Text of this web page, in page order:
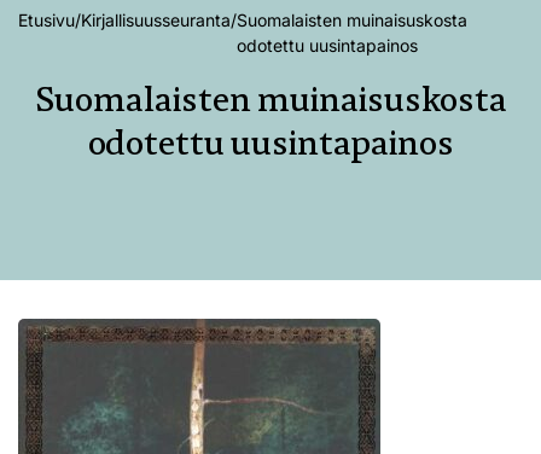
Etusivu/Kirjallisuusseuranta/Suomalaisten muinaisuskosta
odotettu uusintapainos
Suomalaisten muinaisuskosta
odotettu uusintapainos